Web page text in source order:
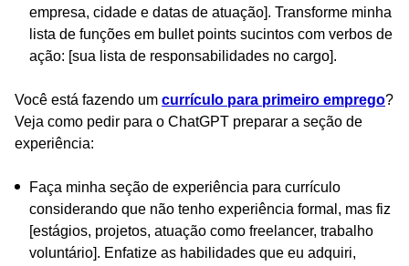
empresa, cidade e datas de atuação]. Transforme minha
lista de funções em bullet points sucintos com verbos de
ação: [sua lista de responsabilidades no cargo].
Você está fazendo um currículo para primeiro emprego?
Veja como pedir para o ChatGPT preparar a seção de
experiência:
Faça minha seção de experiência para currículo
considerando que não tenho experiência formal, mas fiz
[estágios, projetos, atuação como freelancer, trabalho
voluntário]. Enfatize as habilidades que eu adquiri,